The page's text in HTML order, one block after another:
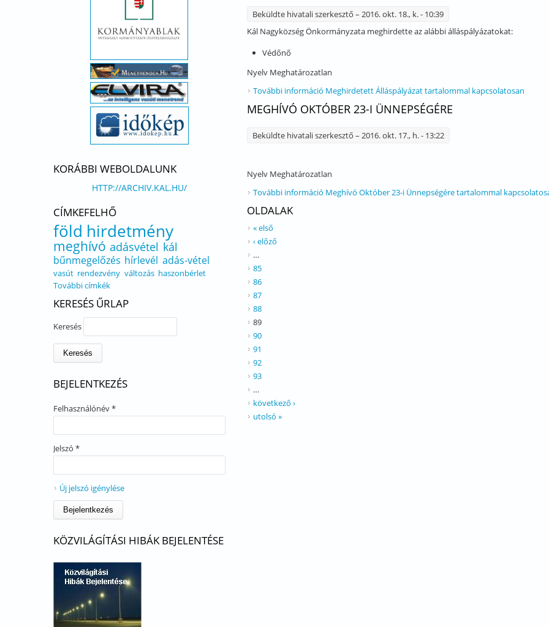
Beküldte hivatali szerkesztő – 2016. okt. 18., k. - 10:39
Kál Nagyközség Önkormányzata meghirdette az alábbi álláspályázatokat:
Védőnő
Nyelv Meghatározatlan
További információ Meghirdetett Álláspályázat tartalommal kapcsolatosan
MEGHÍVÓ OKTÓBER 23-I ÜNNEPSÉGÉRE
Beküldte hivatali szerkesztő – 2016. okt. 17., h. - 13:22
Nyelv Meghatározatlan
További információ Meghívó Október 23-i Ünnepségére tartalommal
OLDALAK
« első
‹ előző
…
85
86
87
88
89
90
91
92
93
…
következő ›
utolsó »
KORÁBBI WEBOLDALUNK
HTTP://ARCHIV.KAL.HU/
CÍMKEFELHŐ
föld hirdetmény
meghívó adásvétel kál
bűnmegelőzés hírlevél adás-vétel
vasút rendezvény változás haszonbérlet
További címkék
KERESÉS ŰRLAP
Keresés
BEJELENTKEZÉS
Felhasználónév*
Jelszó *
Új jelszó igénylése
KÖZVILÁGÍTÁSI HIBÁK BEJELENTÉSE